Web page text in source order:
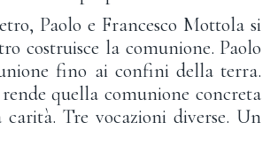
Paolo e Francesco Mottola si
costruisce la comunione. Paolo
fino ai confini della terra.
quella comunione concreta
carità. Tre vocazioni diverse. Un